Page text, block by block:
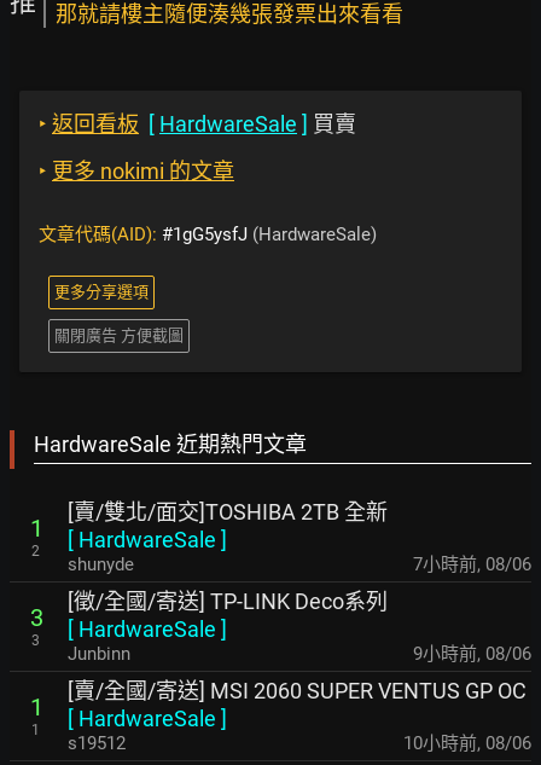
那就請樓主隨便湊幾張發票出來看看
‣ 返回看板 [ HardwareSale ] 買賣
‣ 更多 nokimi 的文章
文章代碼(AID): #1gG5ysfJ (HardwareSale)
更多分享選項
關閉廣告 方便截圖
HardwareSale 近期熱門文章
1
2
[賣/雙北/面交]TOSHIBA 2TB 全新
[ HardwareSale ]
shunyde 7小時前, 08/06
3
3
[徵/全國/寄送] TP-LINK Deco系列
[ HardwareSale ]
Junbinn 9小時前, 08/06
1
1
[賣/全國/寄送] MSI 2060 SUPER VENTUS GP OC
[ HardwareSale ]
s19512 10小時前, 08/06